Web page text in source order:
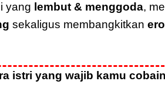
yang lembut & menggoda,
sekaligus membangkitkan
istri yang wajib kamu